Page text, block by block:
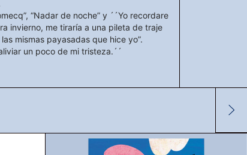
“Nadar de noche” y ´´Yo recordare
invierno, me tiraría a una pileta de traje
mismas payasadas que hice yo”.
un poco de mi tristeza.´´